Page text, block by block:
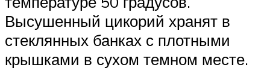
Высушенный цикорий хранят в
стеклянных банках с плотными
крышками в сухом темном месте.